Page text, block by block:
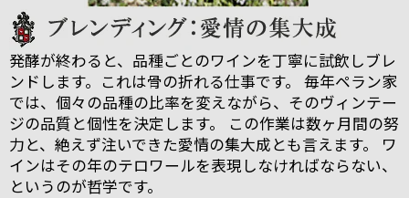
発酵が終わると、品種ごとのワインを丁寧に試飲しブレ
ンドします。これは骨の折れる仕事です。 毎年ペラン家
では、個々の品種の比率を変えながら、そのヴィンテー
ジの品質と個性を決定します。 この作業は数ヶ月間の努
力と、絶えず注いできた愛情の集大成とも言えます。 ワ
インはその年のテロワールを表現しなければならない、
というのが哲学です。